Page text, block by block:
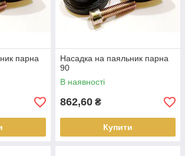
парна
Насадка на паяльник парна
90
В наявності
862,60 ₴
Купити